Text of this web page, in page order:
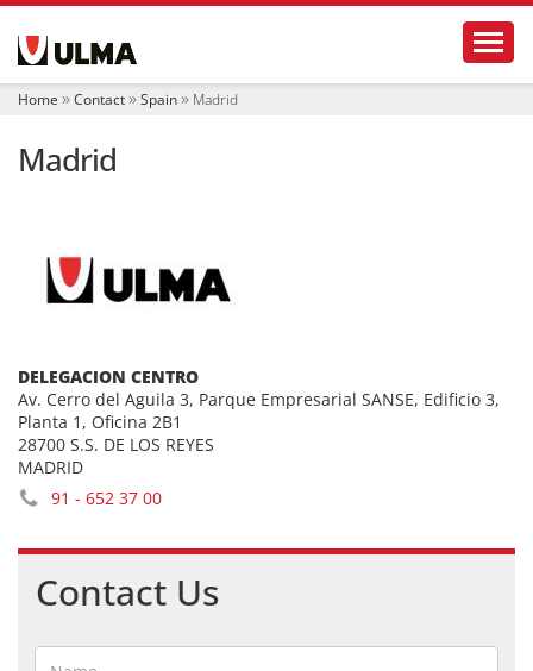
i
Home Contact Spain Madrid
Madrid
DELEGACION CENTRO
Av. Cerro del Aguila 3, Parque Empresarial SANSE, Edificio 3,
Planta 1, Oficina 2B1
28700 S.S. DE LOS REYES
MADRID
91 - 652 37 00
Contact Us